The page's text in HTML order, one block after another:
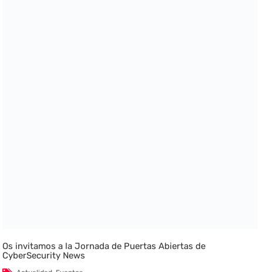
Os invitamos a la Jornada de Puertas Abiertas de
CyberSecurity News